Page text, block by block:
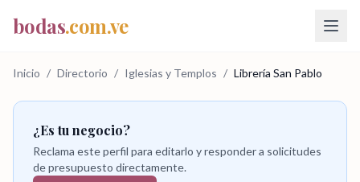
bodas.com.ve
Inicio / Directorio / Iglesias y Templos / Librería San Pablo
¿Es tu negocio?
Reclama este perfil para editarlo y responder a solicitudes
de presupuesto directamente.